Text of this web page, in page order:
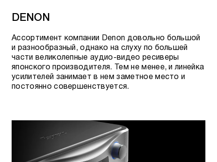
DENON
Ассортимент компании Denon довольно большой
и разнообразный, однако на слуху по большей
части великолепные аудио-видео ресиверы
японского производителя. Тем не менее, и линейка
усилителей занимает в нем заметное место и
постоянно совершенствуется.